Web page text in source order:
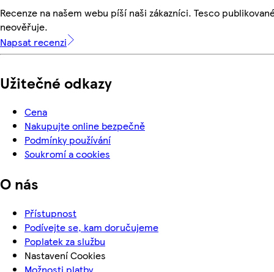
Recenze na našem webu píší naši zákazníci. Tesco
neověřuje.
Napsat recenzi
Užitečné odkazy
Cena
Nakupujte online bezpečně
Podmínky používání
Soukromí a cookies
O nás
Přístupnost
Podívejte se, kam doručujeme
Poplatek za službu
Nastavení Cookies